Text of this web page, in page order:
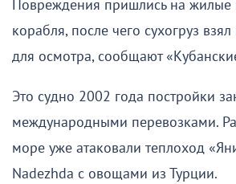
Повреждения пришлись на
корабля, после чего сухогруз
для осмотра, сообщают
Это судно 2002 года постройки
международными перевозками.
море уже атаковали теплоход
Nadezhda с овощами из Турции.